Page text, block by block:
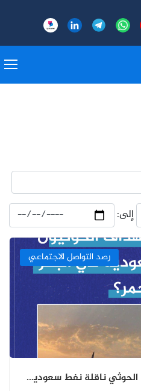
إلى:
رصد التواصل الاجتماعي
ما حقيقة استهداف جماعة الحوثي ناقلة نفط سعودية في البحر الأحمر؟